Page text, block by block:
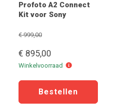
Profoto A2 Connect
Kit voor Sony
€ 999,00
€ 895,00
Winkelvoorraad Winkelvoorraad